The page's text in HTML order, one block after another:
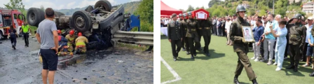
şehrin su kaynakları alarm veriyor.
İzmirliler, ‘her damla değerli’
vurgusuyla acil çağrı yapıyor. İZMİR
(İGFA) – İzmir, iklim değişikliğinin en
çarpıcı etkilerinden biri olan su
kıtlığı...
kırsal kalkınmada da öncü belediye
olduklarını belirten Başkan
Çolakbayrakdar, Kocasinan’ın tüm
mahallelerini güzelleştirmeye ve
değerine değer katmaya devam
ettiklerini ifade etti. KAYSERİ (İGFA)